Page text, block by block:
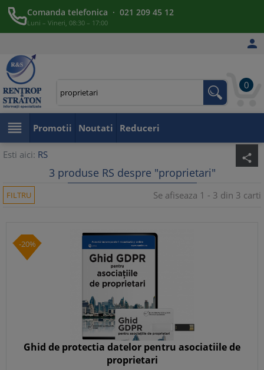
Comanda telefonica · 021 209 45 12
Luni – Vineri, 08:30 – 17:00

0
 Promotii Noutati Reduceri
Esti aici: RS share
3 produse RS despre "proprietari"
FILTRU Se afiseaza 1 - 3 din 3 carti
-20%
Ghid de protectia datelor pentru asociatiile de
proprietari